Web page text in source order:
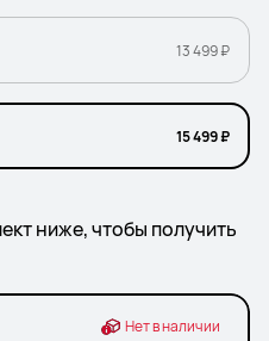
13 499 ₽
15 499 ₽
ниже, чтобы получить
Нет в наличии